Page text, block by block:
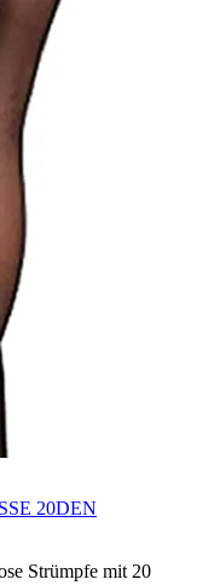
20DEN
Strümpfe mit 20